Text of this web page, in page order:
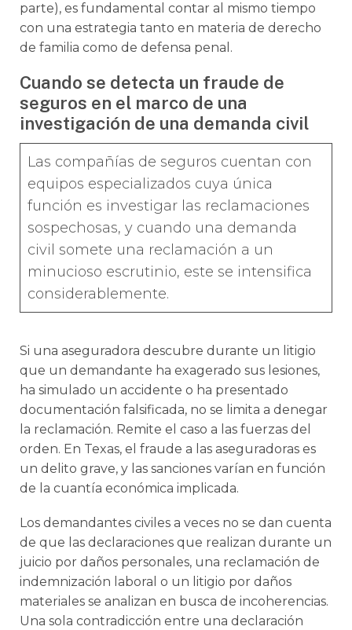
parte), es fundamental contar al mismo tiempo
con una estrategia tanto en materia de derecho
de familia como de defensa penal.
Cuando se detecta un fraude de
seguros en el marco de una
investigación de una demanda civil
Las compañías de seguros cuentan con
equipos especializados cuya única
función es investigar las reclamaciones
sospechosas, y cuando una demanda
civil somete una reclamación a un
minucioso escrutinio, este se intensifica
considerablemente.
Si una aseguradora descubre durante un litigio
que un demandante ha exagerado sus lesiones,
ha simulado un accidente o ha presentado
documentación falsificada, no se limita a denegar
la reclamación. Remite el caso a las fuerzas del
orden. En Texas, el fraude a las aseguradoras es
un delito grave, y las sanciones varían en función
de la cuantía económica implicada.
Los demandantes civiles a veces no se dan cuenta
de que las declaraciones que realizan durante un
juicio por daños personales, una reclamación de
indemnización laboral o un litigio por daños
materiales se analizan en busca de incoherencias.
Una sola contradicción entre una declaración